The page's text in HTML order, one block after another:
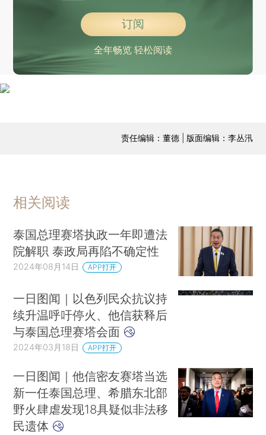
订阅
全年畅览 轻松阅读
责任编辑：董德 | 版面编辑：李丛汛
相关阅读
泰国总理赛塔执政一年即遭法
院解职 泰政局再陷不确定性
2024年08月14日 APP打开
一日图闻｜以色列民众抗议持
续升温呼吁停火、他信获释后
与泰国总理赛塔会面
2024年03月18日 APP打开
一日图闻｜他信密友赛塔当选
新一任泰国总理、希腊东北部
野火肆虐发现18具疑似非法移
民遗体